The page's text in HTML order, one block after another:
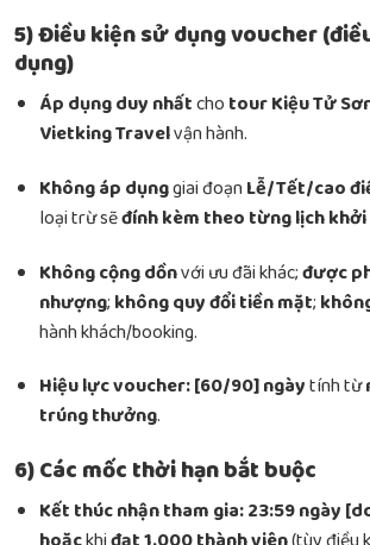
5) Điều kiện sử dụng voucher
dụng)
Áp dụng duy nhấtcho tour Kiệu Tử
Vietking Travelvận hành.
Không áp dụnggiai đoạnLễ/Tết/cao
loại trừ sẽđính kèm theo từng lịch khởi
Không cộng dồnvới ưu đãi khác;được
nhượng; không quy đổi tiền mặt;
hành khách/booking.
Hiệu lực voucher:[60/90] ngàytính từ
trúng thưởng.
6) Các mốc thời hạn bắt buộc
Kết thúc nhận tham gia:23:59 ngày